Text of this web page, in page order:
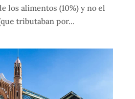
los alimentos (10%) y no el
tributaban por...